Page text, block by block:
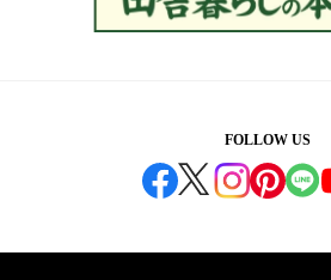
FOLLOW US